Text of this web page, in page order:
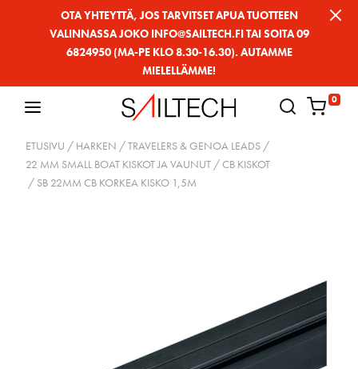
OTA YHTEYTTÄ, JOS TARVITSET APUA TUOTTEEN
VALINNASSA JOKO INFO@SAILTECH.FI TAI SOITA 09
6824950 (MA-PE KLO 8.30-16.30). AUTAMME
MIELELLÄMME!
0
ETUSIVU / HARKEN /TRAVELERS & GENOA LEADS /
22 MM SMALL BOAT KISKOT JA VAUNUT /CB KISKOT
/ SB 22MM CB KORKEA KISKO 1,5M